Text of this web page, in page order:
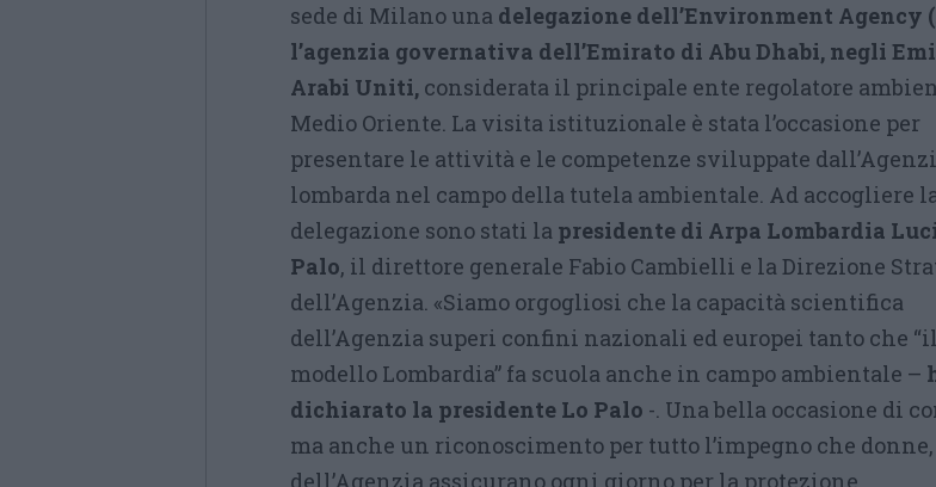
sede di Milano una delegazione dell’Environment Agency
l’agenzia governativa dell’Emirato di Abu Dhabi, negli
Arabi Uniti, considerata il principale ente regolatore
Medio Oriente. La visita istituzionale è stata l’occasione per
presentare le attività e le competenze sviluppate
lombarda nel campo della tutela ambientale. Ad accogliere
delegazione sono stati la presidente di Arpa Lombardia
Palo, il direttore generale Fabio Cambielli e la Direzione
dell’Agenzia. «Siamo orgogliosi che la capacità scientifica
dell’Agenzia superi confini nazionali ed europei tanto che “il
modello Lombardia” fa scuola anche in campo ambientale –
dichiarato la presidente Lo Palo -. Una bella occasione di
ma anche un riconoscimento per tutto l’impegno che
dell’Agenzia assicurano ogni giorno per la protezione
Gli